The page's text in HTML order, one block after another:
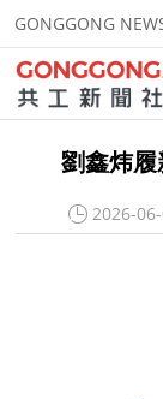
GONGGONG
劉鑫炜
2026-